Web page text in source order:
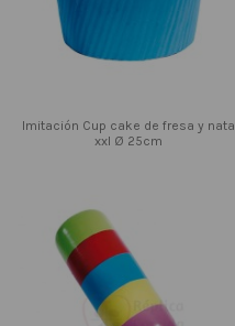
Imitación Cup cake de fresa y nata
xxl Ø 25cm